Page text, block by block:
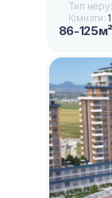
Тип
Кімнати:
86-125м²